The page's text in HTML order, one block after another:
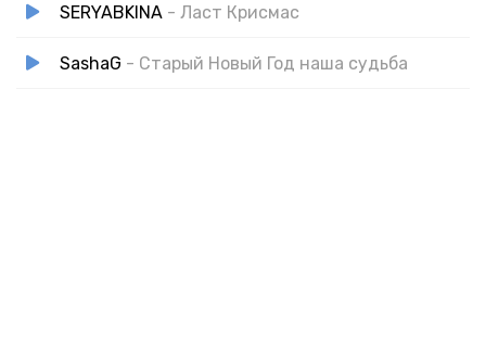
SERYABKINA - Ласт Крисмас
SashaG - Старый Новый Год наша судьба